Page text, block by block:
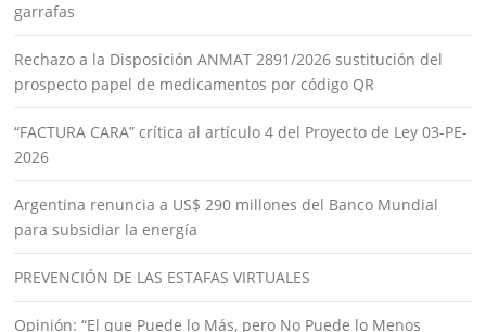
garrafas
Rechazo a la Disposición ANMAT 2891/2026 sustitución del
prospecto papel de medicamentos por código QR
“FACTURA CARA” crítica al artículo 4 del Proyecto de Ley 03-PE-
2026
Argentina renuncia a US$ 290 millones del Banco Mundial
para subsidiar la energía
PREVENCIÓN DE LAS ESTAFAS VIRTUALES
Opinión: “El que Puede lo Más, pero No Puede lo Menos